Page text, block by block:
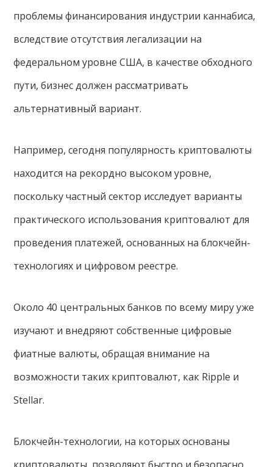
проблемы финансирования индустрии каннабиса,
вследствие отсутствия легализации на
федеральном уровне США, в качестве обходного
пути, бизнес должен рассматривать
альтернативный вариант.
Например, сегодня популярность криптовалюты
находится на рекордно высоком уровне,
поскольку частный сектор исследует варианты
практического использования криптовалют для
проведения платежей, основанных на блокчейн-
технологиях и цифровом реестре.
Около 40 центральных банков по всему миру уже
изучают и внедряют собственные цифровые
фиатные валюты, обращая внимание на
возможности таких криптовалют, как Ripple и
Stellar.
Блокчейн-технологии, на которых основаны